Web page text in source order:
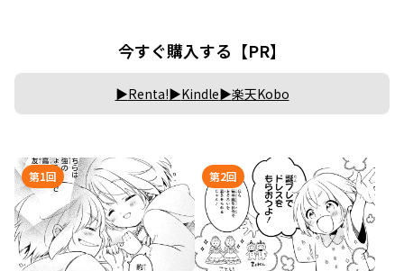
今すぐ購入する【PR】
Renta! Kindle 楽天Kobo
第1回 第2回